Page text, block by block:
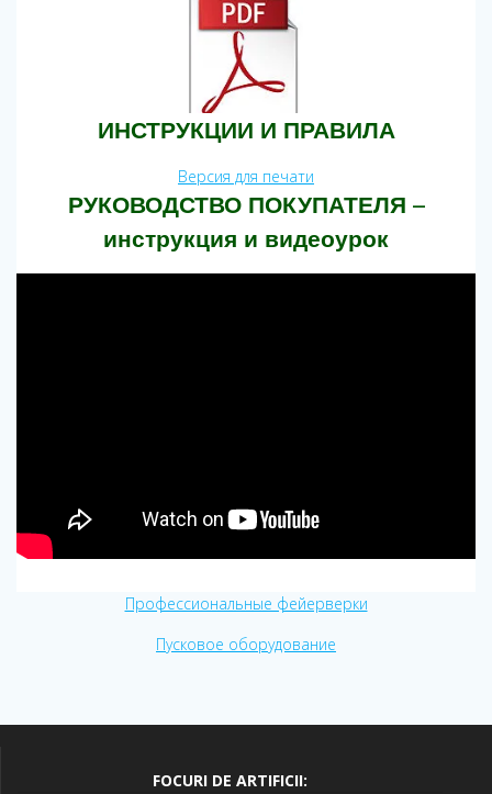
ИНСТРУКЦИИ И ПРАВИЛА
Версия для печати
РУКОВОДСТВО ПОКУПАТЕЛЯ –
инструкция и видеоурок
Профессиональные фейерверки
Пусковое оборудование
FOCURI DE ARTIFICII: